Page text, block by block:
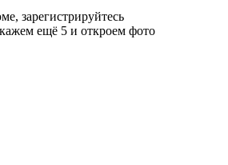
зарегистрируйтесь
ещё 5 и откроем фото